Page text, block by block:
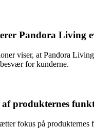
Pandora Living
viser, at Pandora
for kunderne.
produkternes
fokus på